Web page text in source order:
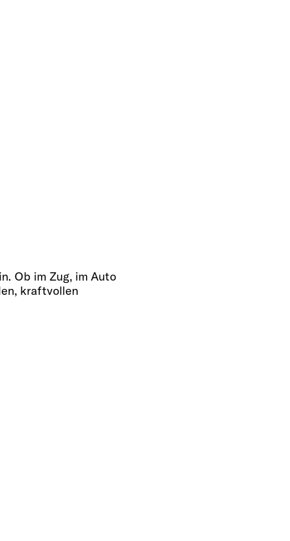
Ob im Zug, im Auto
kraftvollen